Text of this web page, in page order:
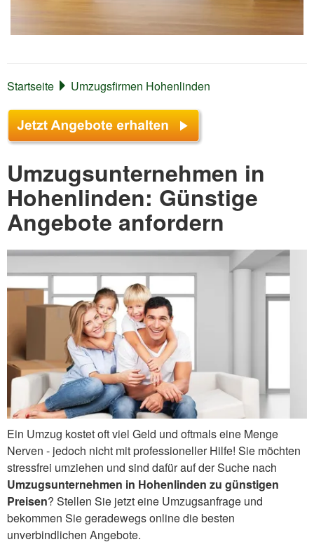
Startseite Umzugsfirmen Hohenlinden
Umzugsunternehmen in
Hohenlinden: Günstige
Angebote anfordern
Ein Umzug kostet oft viel Geld und oftmals eine Menge
Nerven - jedoch nicht mit professioneller Hilfe! Sie möchten
stressfrei umziehen und sind dafür auf der Suche nach
Umzugsunternehmen in Hohenlinden zu günstigen
Preisen? Stellen Sie jetzt eine Umzugsanfrage und
bekommen Sie geradewegs online die besten
unverbindlichen Angebote.